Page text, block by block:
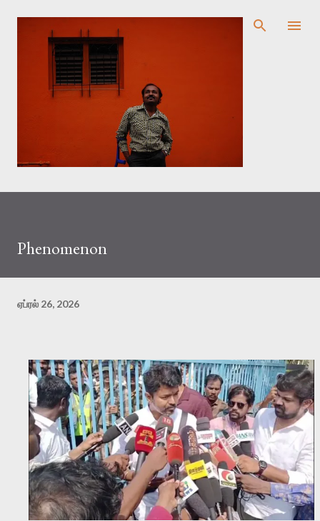
முதன்மை உள்ளடக்கத்திற்குச் செல்
Phenomenon
ஏப்ரல் 26, 2026